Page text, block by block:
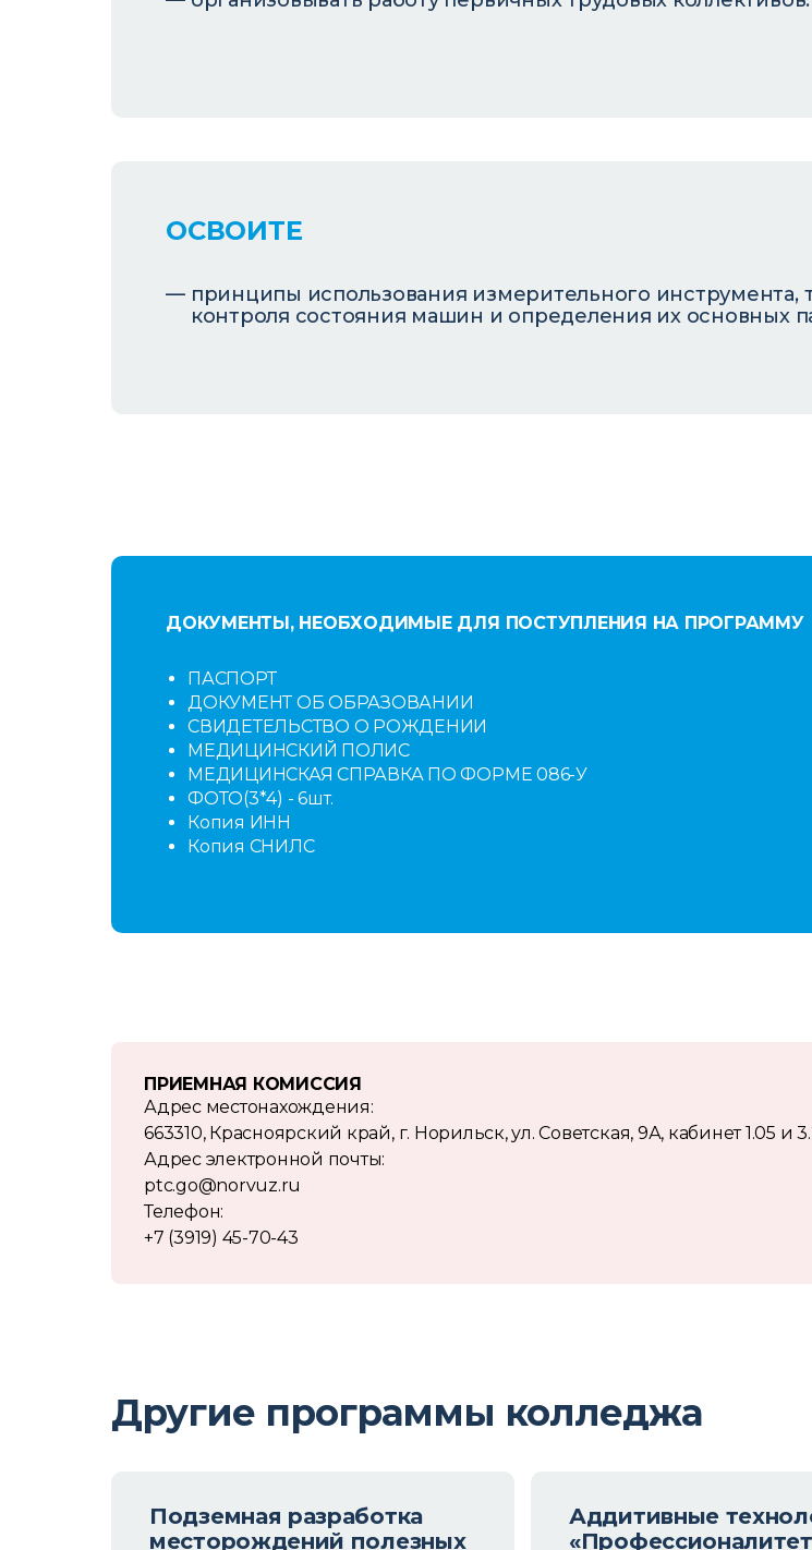
ОСВОИТЕ
принципы использования измерительного инструмента,
контроля состояния машин и определения их основных
ДОКУМЕНТЫ, НЕОБХОДИМЫЕ ДЛЯ ПОСТУПЛЕНИЯ НА ПРОГРАММУ
ПАСПОРТ
ДОКУМЕНТ ОБ ОБРАЗОВАНИИ
СВИДЕТЕЛЬСТВО О РОЖДЕНИИ
МЕДИЦИНСКИЙ ПОЛИС
МЕДИЦИНСКАЯ СПРАВКА ПО ФОРМЕ 086-У
ФОТО(3*4) - 6шт.
Копия ИНН
Копия СНИЛС
ПРИЕМНАЯ КОМИССИЯ
Адрес местонахождения:
663310, Красноярский край, г. Норильск, ул. Советская, 9А, кабинет 1.05
Адрес электронной почты:
ptc.go@norvuz.ru
Телефон:
+7 (3919) 45-70-43
Другие программы колледжа
Подземная разработка
месторождений полезных
Аддитивные